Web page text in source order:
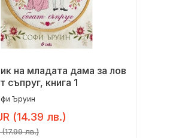
на младата дама за лов
съпруг, книга 1
Ъруин
(14.39 лв.)
лв.)